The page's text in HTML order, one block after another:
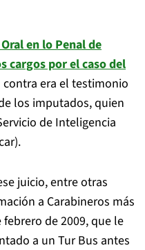
en lo Penal de
cargos por el caso del
contra era el testimonio
los imputados, quien
de Inteligencia
juicio, entre otras
a Carabineros más
de 2009, que le
a un Tur Bus antes